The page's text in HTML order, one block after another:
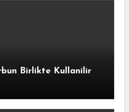
Birlikte Kullanilir